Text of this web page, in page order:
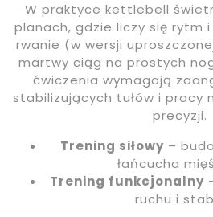
W praktyce kettlebell
planach, gdzie liczy się rytm
rwanie (w wersji
martwy ciąg na prostych
ćwiczenia wymagają
stabilizujących tułów i pracy
precyzji.
Trening siłowy –
łańcucha
Trening funkcjonalny
ruchu i